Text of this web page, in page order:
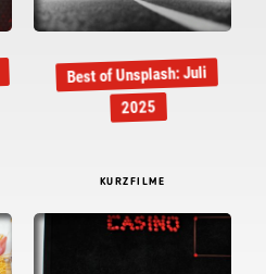
Best of Unsplash: Juli
2025
KURZFILME